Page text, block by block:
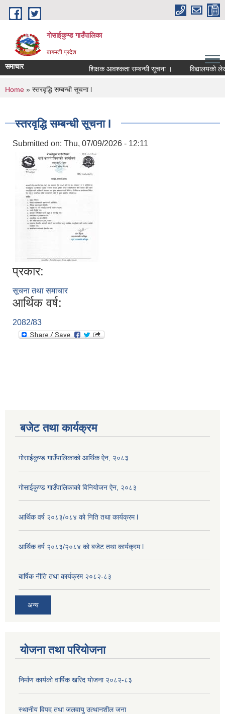
Skip to main content
गोसाईकुण्ड गाउँपालिका
बागमती प्रदेश
समाचार शिक्षक आवश्कता सम्बन्धी सूचना । विद्यालयको
You are here
Home » स्तरवृद्धि सम्बन्धी सूचना l
स्तरवृद्धि सम्बन्धी सूचना l
Submitted on: Thu, 07/09/2026 - 12:11
प्रकार:
सूचना तथा समाचार
आर्थिक वर्ष:
2082/83
बजेट तथा कार्यक्रम
गोसाईकुण्ड गाउँपालिकाको आर्थिक ऐन, २०८३
गोसाईकुण्ड गाउँपालिकाको विनियोजन ऐन, २०८३
आर्थिक वर्ष २०८३/०८४ को निति तथा कार्यक्रम l
आर्थिक वर्ष २०८३/२०८४ को बजेट तथा कार्यक्रम l
बार्षिक नीति तथा कार्यक्रम २०८२-८३
अन्य
योजना तथा परियोजना
निर्माण कार्यको वार्षिक खरिद योजना २०८२-८३
स्थानीय विपद तथा जलवायु उत्थानशील जना